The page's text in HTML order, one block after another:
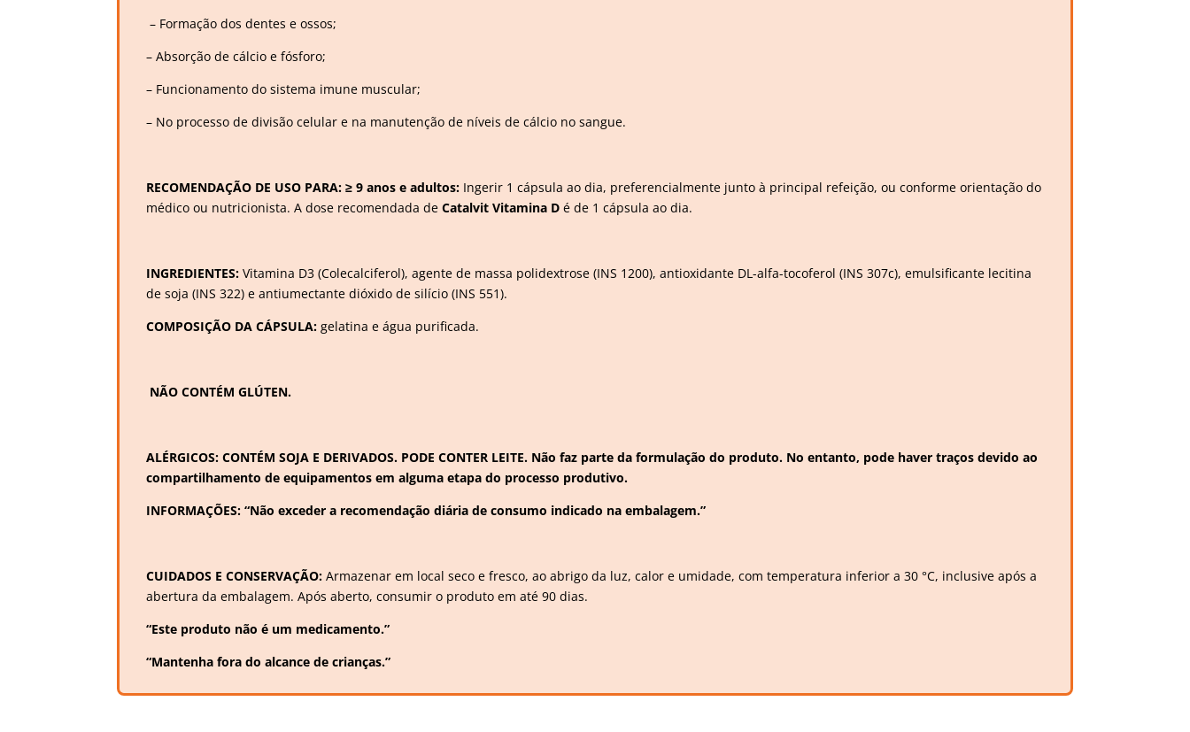
– Formação dos dentes e ossos;
– Absorção de cálcio e fósforo;
– Funcionamento do sistema imune muscular;
– No processo de divisão celular e na manutenção de níveis de cálcio no sangue.
RECOMENDAÇÃO DE USO PARA: ≥ 9 anos e adultos: Ingerir 1 cápsula ao dia, preferencialmente junto à principal refeição, ou conforme orientação do
médico ou nutricionista. A dose recomendada de Catalvit Vitamina D é de 1 cápsula ao dia.
INGREDIENTES: Vitamina D3 (Colecalciferol), agente de massa polidextrose (INS 1200), antioxidante DL-alfa-tocoferol (INS 307c), emulsificante lecitina
de soja (INS 322) e antiumectante dióxido de silício (INS 551).
COMPOSIÇÃO DA CÁPSULA: gelatina e água purificada.
NÃO CONTÉM GLÚTEN.
ALÉRGICOS: CONTÉM SOJA E DERIVADOS. PODE CONTER LEITE. Não faz parte da formulação do produto. No entanto, pode haver traços devido ao
compartilhamento de equipamentos em alguma etapa do processo produtivo.
INFORMAÇÕES: “Não exceder a recomendação diária de consumo indicado na embalagem.”
CUIDADOS E CONSERVAÇÃO: Armazenar em local seco e fresco, ao abrigo da luz, calor e umidade, com temperatura inferior a 30 °C, inclusive após a
abertura da embalagem. Após aberto, consumir o produto em até 90 dias.
“Este produto não é um medicamento.”
“Mantenha fora do alcance de crianças.”